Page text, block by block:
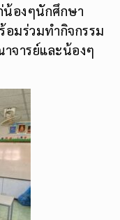
น้องๆนักศึกษา
มร่วมทำกิจกรรม
จารย์และน้องๆ